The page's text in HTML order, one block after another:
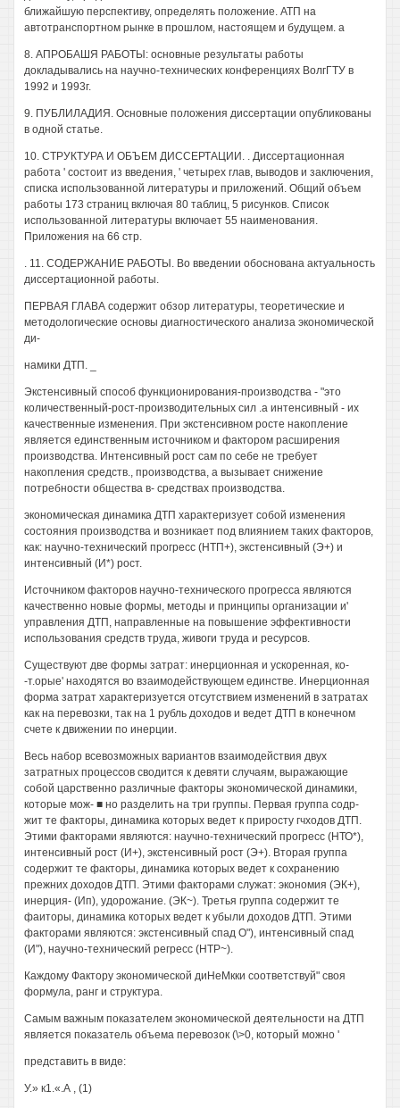
ближайшую перспективу, определять положение. АТП на
автотранспортном рынке в прошлом, настоящем и будущем. а
8. АПРОБАШЯ РАБОТЫ: основные результаты работы
докладывались на научно-технических конференциях ВолгГТУ в
1992 и 1993г.
9. ПУБЛИЛАДИЯ. Основные положения диссертации опубликованы
в одной статье.
10. СТРУКТУРА И ОБЪЕМ ДИССЕРТАЦИИ. . Диссертационная
работа ' состоит из введения, ' четырех глав, выводов и заключения,
списка использованной литературы и приложений. Общий объем
работы 173 страниц включая 80 таблиц, 5 рисунков. Список
использованной литературы включает 55 наименования.
Приложения на 66 стр.
. 11. СОДЕРЖАНИЕ РАБОТЫ. Во введении обоснована актуальность
диссертационной работы.
ПЕРВАЯ ГЛАВА содержит обзор литературы, теоретические и
методологические основы диагностического анализа экономической
ди-
намики ДТП. _
Экстенсивный способ функционирования-производства - "это
количественный-рост-производительных сил .а интенсивный - их
качественные изменения. При экстенсивном росте накопление
является единственным источником и фактором расширения
производства. Интенсивный рост сам по себе не требует
накопления средств., производства, а вызывает снижение
потребности общества в- средствах производства.
экономическая динамика ДТП характеризует собой изменения
состояния производства и возникает под влиянием таких факторов,
как: научно-технический прогресс (НТП+), экстенсивный (Э+) и
интенсивный (И*) рост.
Источником факторов научно-технического прогресса являются
качественно новые формы, методы и принципы организации и'
управления ДТП, направленные на повышение эффективности
использования средств труда, живоги труда и ресурсов.
Существуют две формы затрат: инерционная и ускоренная, ко-
-т.орые' находятся во взаимодействующем единстве. Инерционная
форма затрат характеризуется отсутствием изменений в затратах
как на перевозки, так на 1 рубль доходов и ведет ДТП в конечном
счете к движении по инерции.
Весь набор всевозможных вариантов взаимодействия двух
затратных процессов сводится к девяти случаям, выражающие
собой царственно различные факторы экономической динамики,
которые мож- ■ но разделить на три группы. Первая группа содр-
жит те факторы, динамика которых ведет к приросту гчходов ДТП.
Этими факторами являются: научно-технический прогресс (НТО*),
интенсивный рост (И+), экстенсивный рост (Э+). Вторая группа
содержит те факторы, динамика которых ведет к сохранению
прежних доходов ДТП. Этими факторами служат: экономия (ЭК+),
инерция- (Ип), удорожание. (ЭК~). Третья группа содержит те
фаиторы, динамика которых ведет к убыли доходов ДТП. Этими
факторами являются: экстенсивный спад О"), интенсивный спад
(И"), научно-технический регресс (НТР~).
Каждому Фактору экономической диНеМкки соответствуй" своя
формула, ранг и структура.
Самым важным показателем экономической деятельности на ДТП
является показатель объема перевозок (\>0, который можно '
представить в виде:
У.» к1.«.А , (1)